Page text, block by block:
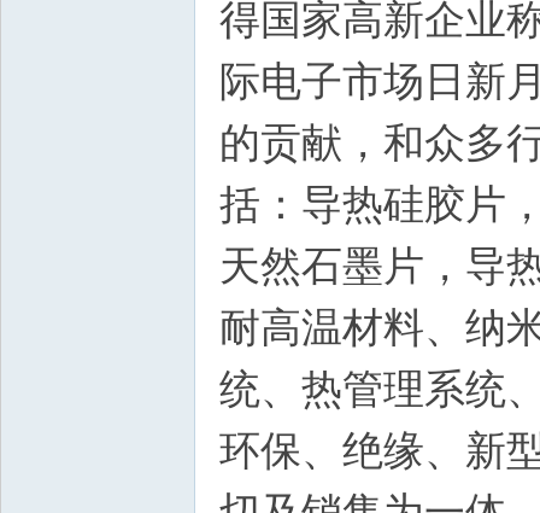
得国家高新企业
际电子市场日新
的贡献，和众多
括：导热硅胶片
天然石墨片，导
耐高温材料、纳
统、热管理系统
环保、绝缘、新